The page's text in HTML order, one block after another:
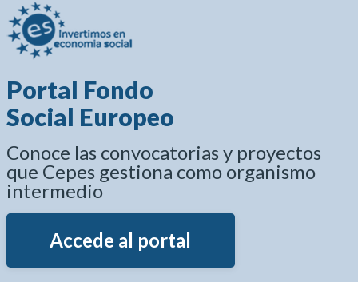
Portal Fondo
Social Europeo
Conoce las convocatorias y proyectos
que Cepes gestiona como organismo
intermedio
Accede al portal